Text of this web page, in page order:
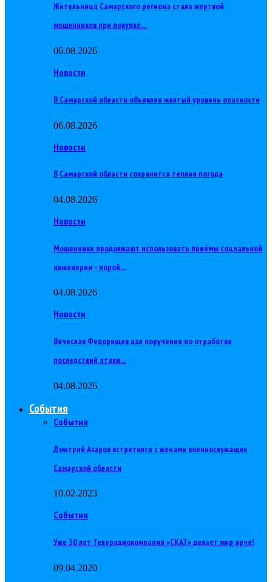
Жительница Самарского региона стала жертвой
мошенников при покупке…
06.08.2026
Новости
В Самарской области объявлен желтый уровень опасности
06.08.2026
Новости
В Самарской области сохранится теплая погода
04.08.2026
Новости
Мошенники продолжают использовать приёмы социальной
инженерии – порой…
04.08.2026
Новости
Вячеслав Федорищев дал поручения по отработке
последствий атаки…
04.08.2026
События
События
Дмитрий Азаров встретился с женами военнослужащих
Самарской области
10.02.2023
События
Уже 30 лет Телерадиокомпания «СКАТ» делает мир ярче!
09.04.2020